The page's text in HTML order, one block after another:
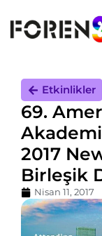
Etkinlikler
69.
2017
Birleşik
Nisan 11, 2017